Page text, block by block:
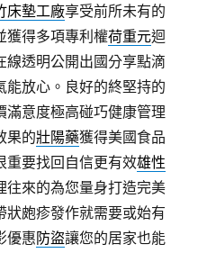
床墊工廠享受前所未有的
獲得多項專利權荷重元迴
線透明公開出國分享點滴
能放心。良好的終堅持的
滿意度極高碰巧健康管理
果的壯陽藥獲得美國食品
重要找回自信更有效雄性
往來的為您量身打造完美
狀皰疹發作就需要或始有
優惠防盜讓您的居家也能